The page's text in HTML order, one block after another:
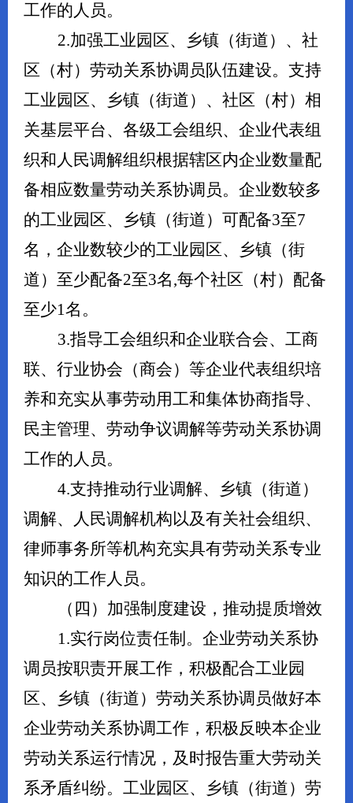
工作的人员。
2.加强工业园区、乡镇（街道）、社
区（村）劳动关系协调员队伍建设。支持
工业园区、乡镇（街道）、社区（村）相
关基层平台、各级工会组织、企业代表组
织和人民调解组织根据辖区内企业数量配
备相应数量劳动关系协调员。企业数较多
的工业园区、乡镇（街道）可配备3至7
名，企业数较少的工业园区、乡镇（街
道）至少配备2至3名,每个社区（村）配备
至少1名。
3.指导工会组织和企业联合会、工商
联、行业协会（商会）等企业代表组织培
养和充实从事劳动用工和集体协商指导、
民主管理、劳动争议调解等劳动关系协调
工作的人员。
4.支持推动行业调解、乡镇（街道）
调解、人民调解机构以及有关社会组织、
律师事务所等机构充实具有劳动关系专业
知识的工作人员。
（四）加强制度建设，推动提质增效
1.实行岗位责任制。企业劳动关系协
调员按职责开展工作，积极配合工业园
区、乡镇（街道）劳动关系协调员做好本
企业劳动关系协调工作，积极反映本企业
劳动关系运行情况，及时报告重大劳动关
系矛盾纠纷。工业园区、乡镇（街道）劳